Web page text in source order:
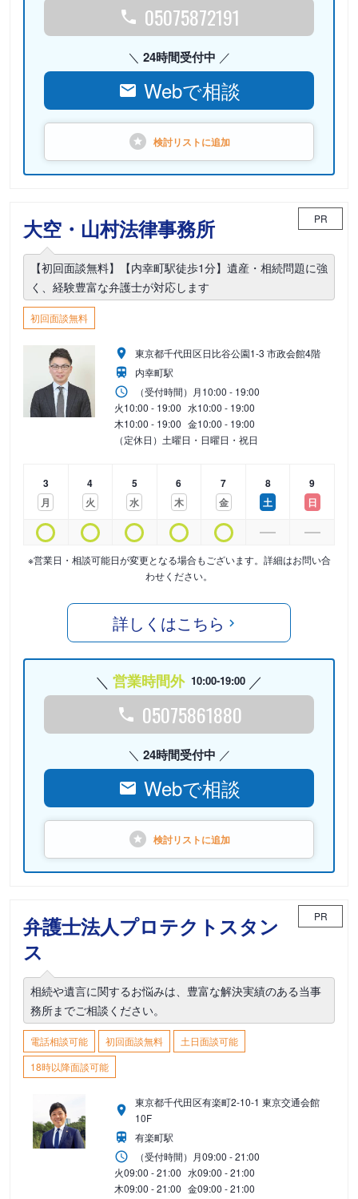
05075872191
24時間受付中
Webで相談
検討リストに追加
大空・山村法律事務所 PR
【初回面談無料】【内幸町駅徒歩1分】遺産・相続問題に強
く、経験豊富な弁護士が対応します
初回面談無料
東京都千代田区日比谷公園1-3 市政会館4階
内幸町駅
（受付時間） 月10:00 - 19:00
火10:00 - 19:00 水10:00 - 19:00
木10:00 - 19:00 金10:00 - 19:00
（定休日）土曜日・日曜日・祝日
3
月
4
火
5
水
6
木
7
金
8
土
9
日
※営業日・相談可能日が変更となる場合もございます。詳細はお問い合
わせください。
詳しくはこちら
営業時間外 10:00-19:00
05075861880
24時間受付中
Webで相談
検討リストに追加
弁護士法人プロテクトスタン
ス
PR
相続や遺言に関するお悩みは、豊富な解決実績のある当事
務所までご相談ください。
電話相談可能 初回面談無料
土日面談可能
18時以降面談可能
東京都千代田区有楽町2-10-1 東京交通会館
10F
有楽町駅
（受付時間） 月09:00 - 21:00
火09:00 - 21:00 水09:00 - 21:00
木09:00 - 21:00 金09:00 - 21:00